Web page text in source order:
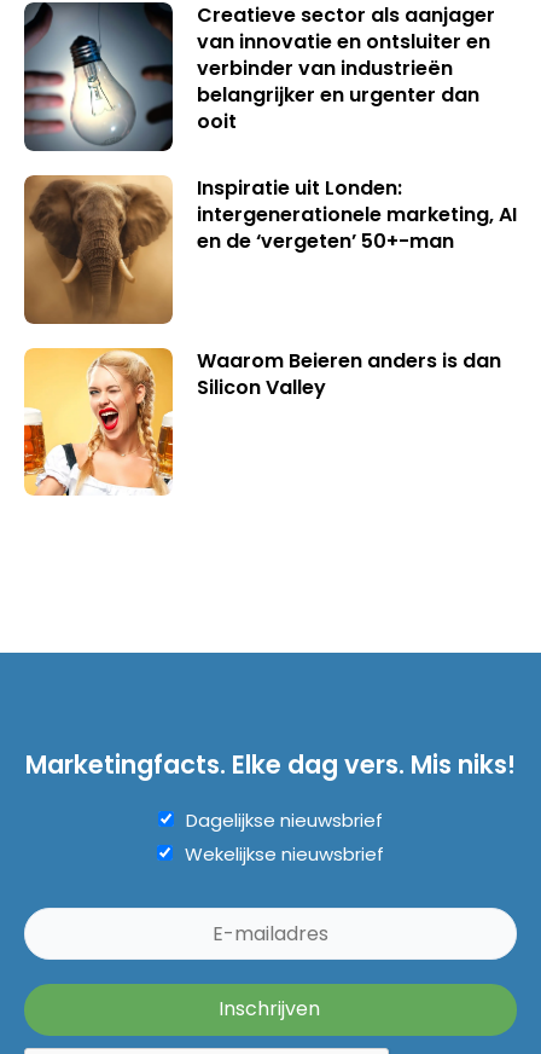
Creatieve sector als aanjager
van innovatie en ontsluiter en
verbinder van industrieën
belangrijker en urgenter dan
ooit
Inspiratie uit Londen:
intergenerationele marketing, AI
en de ‘vergeten’ 50+-man
Waarom Beieren anders is dan
Silicon Valley
Marketingfacts. Elke dag vers. Mis niks!
Dagelijkse nieuwsbrief
Wekelijkse nieuwsbrief